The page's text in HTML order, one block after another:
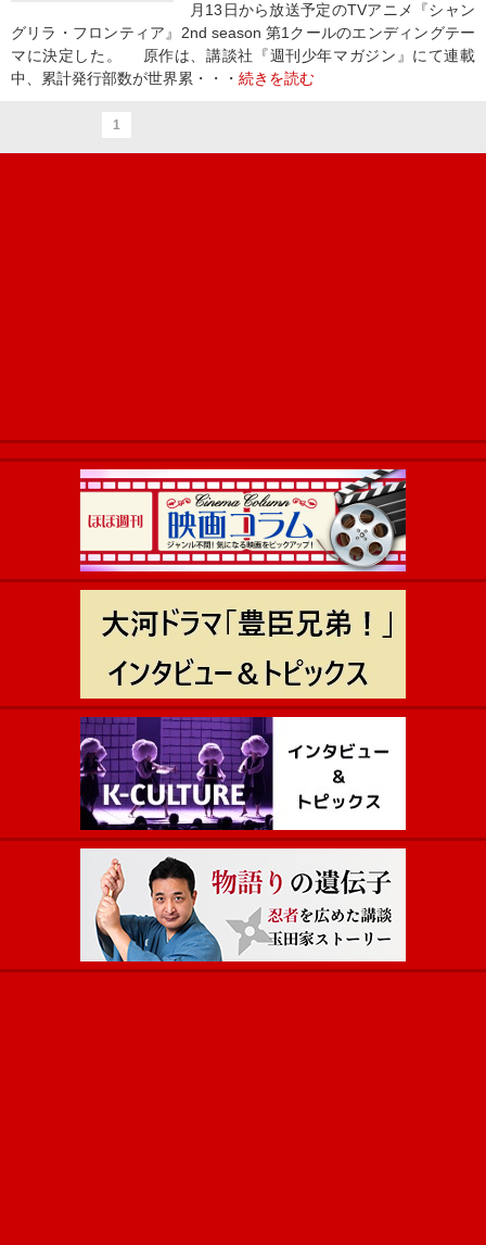
月13日から放送予定のTVアニメ『シャン
グリラ・フロンティア』2nd season 第1クールのエンディングテー
マに決定した。 原作は、講談社『週刊少年マガジン』にて連載
中、累計発行部数が世界累・・・ 続きを読む
1